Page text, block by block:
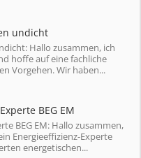
undicht
Hallo zusammen, ich
hoffe auf eine fachliche
Vorgehen. Wir haben...
BEG EM
BEG EM: Hallo zusammen,
Energieeffizienz-Experte
energetischen...